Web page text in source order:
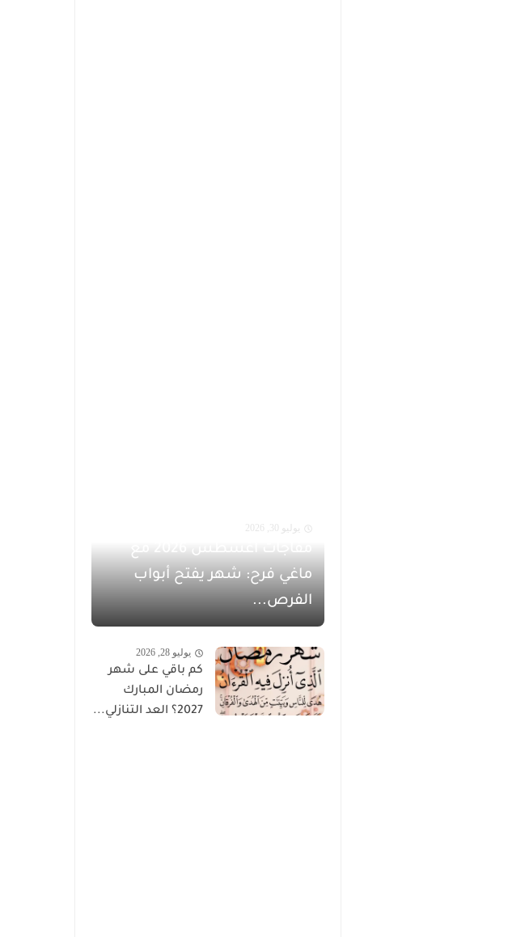
يوليو 30, 2026
مفاجآت أغسطس 2026 مع
ماغي فرح: شهر يفتح أبواب
الفرص...
يوليو 28, 2026
كم باقي على شهر
رمضان المبارك
2027؟ العد التنازلي...